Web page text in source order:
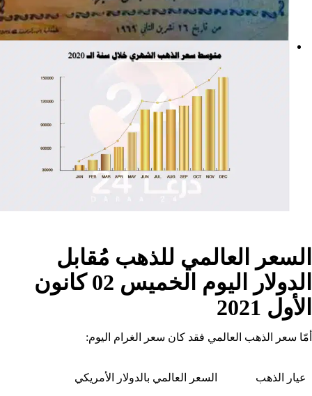
السعر العالمي للذهب مُقابل
الدولار اليوم الخميس 02 كانون
الأول 2021
أمّا سعر الذهب العالمي فقد كان سعر الغرام اليوم:
عيار الذهب
السعر العالمي بالدولار الأمريكي